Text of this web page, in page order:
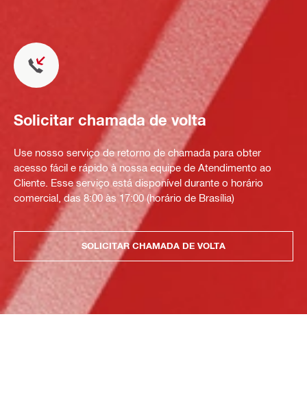
Solicitar chamada de volta
Use nosso serviço de retorno de chamada para obter
acesso fácil e rápido à nossa equipe de Atendimento ao
Cliente. Esse serviço está disponível durante o horário
comercial, das 8:00 às 17:00 (horário de Brasília)
SOLICITAR CHAMADA DE VOLTA